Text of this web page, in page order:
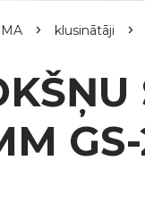
klusinātāji